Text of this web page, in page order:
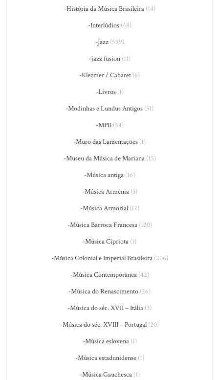
-História da Música Brasileira(14)
-Interlúdios(48)
-Jazz(589)
-jazz fusion(11)
-Klezmer / Cabaret (6)
-Livros(1)
-Modinhas e Lundus Antigos (31)
-MPB(54)
-Muro das Lamentações (1)
-Museu da Música de Mariana(15)
-Música antiga (16)
-Música Armênia(3)
-Música Armorial(12)
-Música Barroca Francesa(120)
-Música Cipriota (1)
-Música Colonial e Imperial Brasileira(206)
-Música Contemporânea(42)
-Música do Renascimento (26)
-Música do séc. XVII – Itália (3)
-Música do séc. XVIII – Portugal (20)
-Música eslovena(1)
-Música estadunidense(1)
-Música Gauchesca(1)